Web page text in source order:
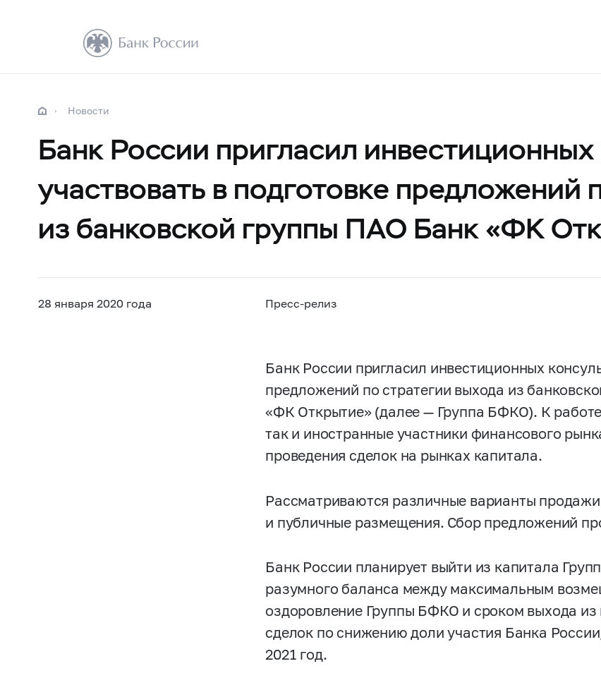
Новости
Банк России пригласил инвестиционных
участвовать в подготовке предложений
из банковской группы ПАО Банк «ФК
28 января 2020 года Пресс-релиз
Банк России пригласил инвестиционных
предложений по стратегии выхода из
«ФК Открытие» (далее — Группа БФКО). К
так и иностранные участники финансового
проведения сделок на рынках капитала.
Рассматриваются различные варианты
и публичные размещения. Сбор предложений
Банк России планирует выйти из капитала
разумного баланса между максимальным
оздоровление Группы БФКО и сроком выхода
сделок по снижению доли участия Банка
2021 год.